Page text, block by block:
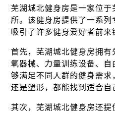
芜湖城北健身房是一家位
所。该健身房提供了一系列
吸引了许多健身爱好者前来
首先，芜湖城北健身房拥
氧器械、力量训练设备、
够满足不同人群的健身需
还是塑形，都能找到适合自
其次，芜湖城北健身房还